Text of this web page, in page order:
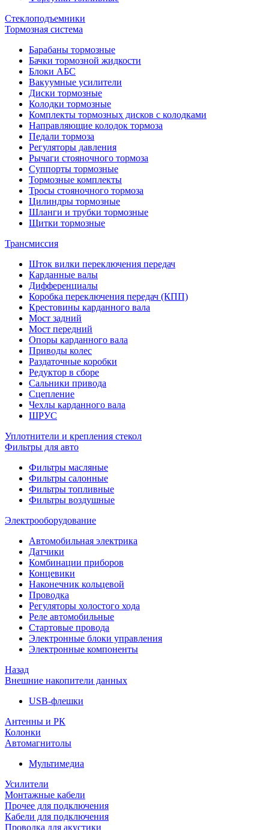
Стеклоподъемники
Тормозная система
Барабаны тормозные
Бачки тормозной жидкости
Блоки АБС
Вакуумные усилители
Диски тормозные
Колодки тормозные
Комплекты тормозных дисков с колодками
Направляющие колодок тормоза
Педали тормоза
Регуляторы давления
Рычаги стояночного тормоза
Суппорты тормозные
Тормозные комплекты
Тросы стояночного тормоза
Цилиндры тормозные
Шланги и трубки тормозные
Щитки тормозные
Трансмиссия
Шток вилки переключения передач
Карданные валы
Дифференциалы
Коробка переключения передач (КПП)
Крестовины карданного вала
Мост задний
Мост передний
Опоры карданного вала
Приводы колес
Раздаточные коробки
Редуктор в сборе
Сальники привода
Сцепление
Чехлы карданного вала
ШРУС
Уплотнители и крепления стекол
Фильтры для авто
Фильтры масляные
Фильтры салонные
Фильтры топливные
Фильтры воздушные
Электрооборудование
Автомобильная электрика
Датчики
Комбинации приборов
Концевики
Наконечник кольцевой
Проводка
Регуляторы холостого хода
Реле автомобильные
Стартовые провода
Электронные блоки управления
Электронные компоненты
Назад
Внешние накопители данных
USB-флешки
Антенны и РК
Колонки
Автомагнитолы
Мультимедиа
Усилители
Монтажные кабели
Прочее для подключения
Кабели для подключения
Проводка для акустики